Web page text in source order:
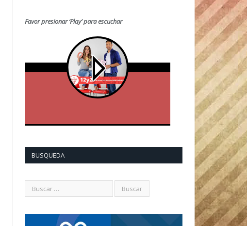
Favor presionar ‘Play’ para escuchar
BUSQUEDA